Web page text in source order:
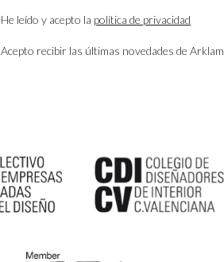
He leído y acepto la política de privacidad
Acepto recibir las últimas novedades de Arklam